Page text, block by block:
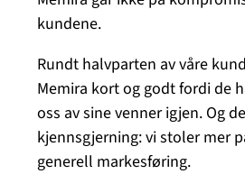
kundene.
Rundt halvparten av våre
Memira kort og godt fordi de
oss av sine venner igjen. Og
kjennsgjerning: vi stoler mer
generell markesføring.